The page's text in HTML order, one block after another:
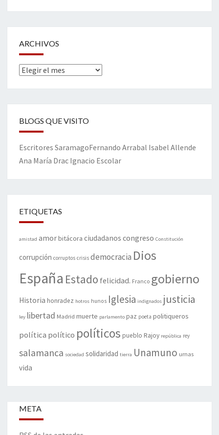
ARCHIVOS
Archivos
BLOGS QUE VISITO
Escritores SaramagoFernando Arrabal Isabel Allende
Ana María Drac Ignacio Escolar
ETIQUETAS
amistad amorbitácora ciudadanos congreso Constitución
corrupción corruptos crisis democracia Dios
España Estado felicidad. Franco gobierno
Historia honradez hotros hunos Iglesia indignados justicia
ley libertad Madrid muerte parlamento paz poeta politiqueros
política político políticos pueblo Rajoy república rey
salamanca sociedad solidaridad tierra Unamuno urnas
vida
META